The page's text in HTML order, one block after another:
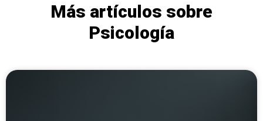
Más artículos sobre
Psicología